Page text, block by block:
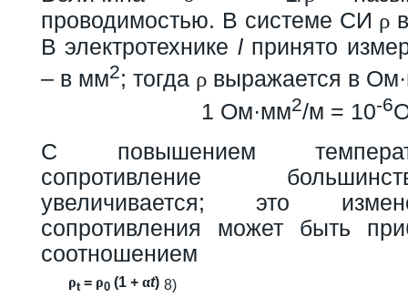
проводимостью. В системе СИ ρ
В электротехнике lпринято
– в мм2; тогда ρ выражается в
1 Ом·мм2/м = 10-6
С повышением
сопротивление
увеличивается; это
сопротивления может быть
соотношением
ρt = ρ0 (1 + αt) 8)